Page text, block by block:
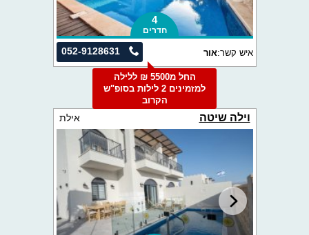
4
חדרים
052-9128631 איש קשר:אור
החל מ5500 ₪ ללילה
למזמינים 2 לילות בסופ"ש
הקרוב
וילה שיטה אילת